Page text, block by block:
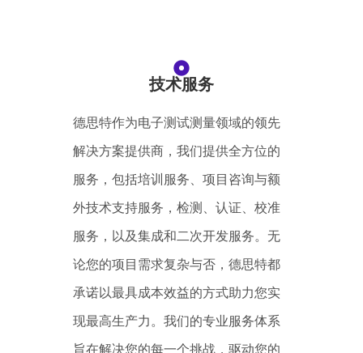
技术服务
德思特作为电子测试测量领域的领先
解决方案提供商，我们提供全方位的
服务，包括培训服务、项目咨询与额
外技术支持服务，检测、认证、校准
服务，以及集成和二次开发服务。无
论您的项目需求复杂与否，德思特都
承诺以最具成本效益的方式助力您实
现最高生产力。我们的专业服务体系
旨在解决您的每一个挑战，驱动您的